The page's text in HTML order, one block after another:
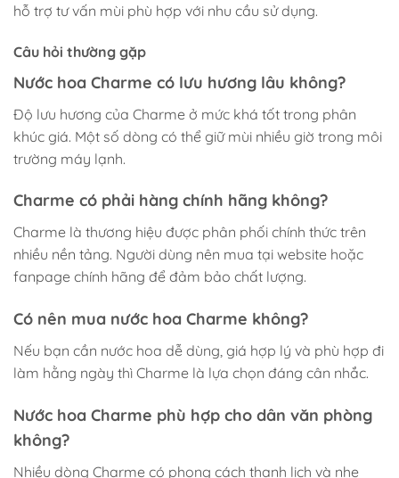
hỗ trợ tư vấn mùi phù hợp với nhu cầu sử dụng.
Câu hỏi thường gặp
Nước hoa Charme có lưu hương lâu không?
Độ lưu hương của Charme ở mức khá tốt trong phân
khúc giá. Một số dòng có thể giữ mùi nhiều giờ trong môi
trường máy lạnh.
Charme có phải hàng chính hãng không?
Charme là thương hiệu được phân phối chính thức trên
nhiều nền tảng. Người dùng nên mua tại website hoặc
fanpage chính hãng để đảm bảo chất lượng.
Có nên mua nước hoa Charme không?
Nếu bạn cần nước hoa dễ dùng, giá hợp lý và phù hợp đi
làm hằng ngày thì Charme là lựa chọn đáng cân nhắc.
Nước hoa Charme phù hợp cho dân văn phòng
không?
Nhiều dòng Charme có phong cách thanh lịch và nhẹ